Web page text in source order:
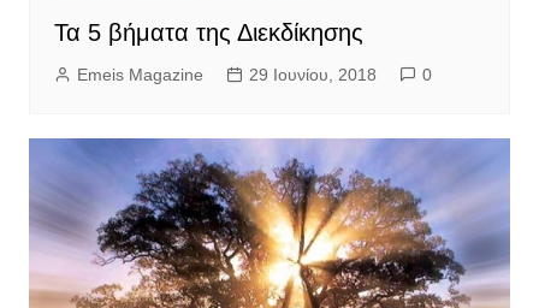
Τα 5 βήματα της Διεκδίκησης
Emeis Magazine 29 Ιουνίου, 2018 0